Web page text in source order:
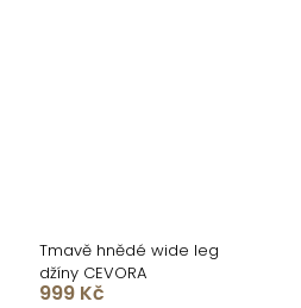
Tmavě hnědé wide leg
džíny CEVORA
999 Kč